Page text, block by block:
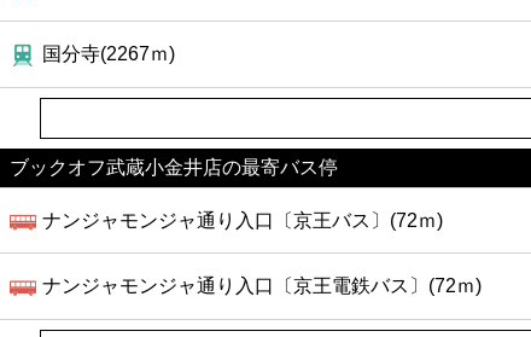
国分寺(2267ｍ)
ブックオフ武蔵小金井店の最寄バス停
ナンジャモンジャ通り入口〔京王バス〕(72ｍ)
ナンジャモンジャ通り入口〔京王電鉄バス〕(72ｍ)